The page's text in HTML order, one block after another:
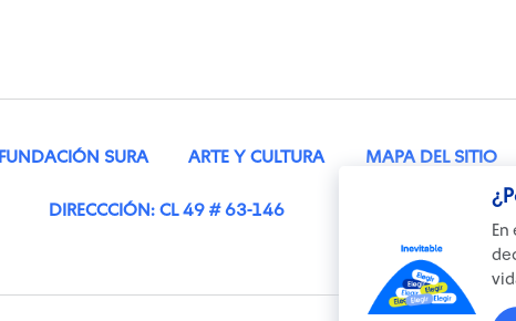
FUNDACIÓN SURA ARTE Y CULTURA MAPA DEL SITIO
DIRECCCIÓN: CL 49 # 63-146